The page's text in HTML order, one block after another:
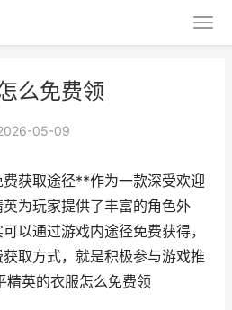
么免费领
05-09
获取途径**作为一款深受欢迎
为玩家提供了丰富的角色外
以通过游戏内途径免费获得，
取方式，就是积极参与游戏推
精英的衣服怎么免费领